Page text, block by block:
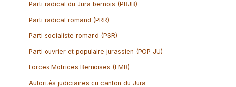
Parti radical du Jura bernois (PRJB)
Parti radical romand (PRR)
Parti socialiste romand (PSR)
Parti ouvrier et populaire jurassien (POP JU)
Forces Motrices Bernoises (FMB)
Autorités judiciaires du canton du Jura